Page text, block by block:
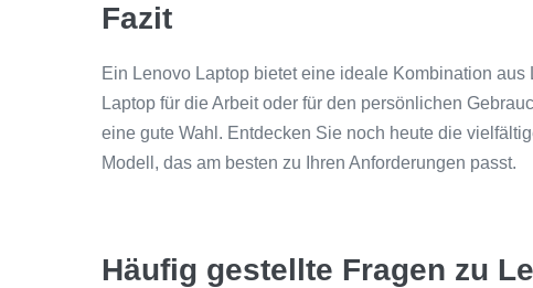
Fazit
Ein Lenovo Laptop bietet eine ideale Kombination
Laptop für die Arbeit oder für den persönlichen
eine gute Wahl. Entdecken Sie noch heute die
Modell, das am besten zu Ihren Anforderungen passt.
Häufig gestellte Fragen zu